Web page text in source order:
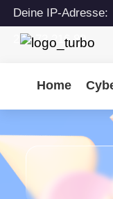
Deine IP-Adresse:
216.73.216.89
Home